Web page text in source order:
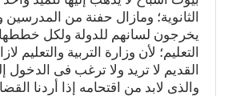
الثانوية؛ ومازال حفنة من
يخرجون لسانهم للدولة ولكل
التعليم؛ لأن وزارة التربية والتعليم
القديم لا تريد ولا ترغب فى الدخول
والذى لابد من اقتحامه إذا أردنا